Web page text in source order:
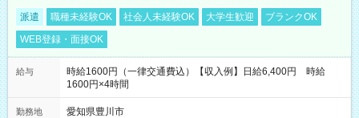
派遣 職種未経験OK 社会人未経験OK 大学生歓迎
ブランクOK
WEB登録・面接OK
給与
時給1600円（一律交通費込）【収入例】日給6,400円 時給
1600円×4時間
勤務地
愛知県豊川市